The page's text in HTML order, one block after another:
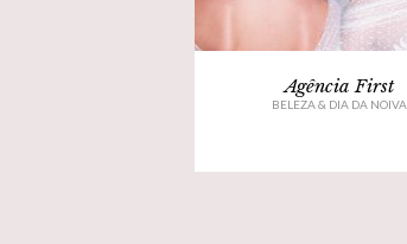
Agência First
BELEZA & DIA DA NOIVA